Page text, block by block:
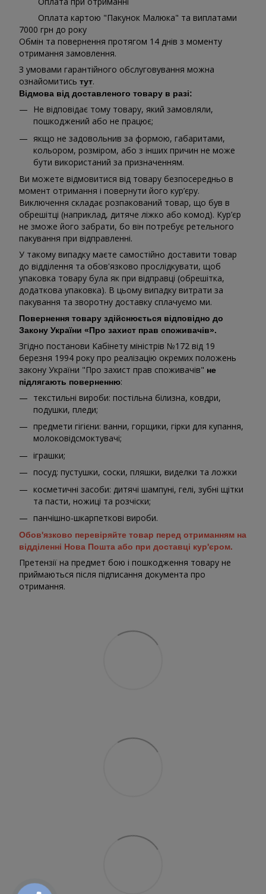
Оплата картою "Пакунок Малюка" та виплатами
7000 грн до року
Обмін та повернення протягом 14 днів з моменту
отримання замовлення.
З умовами гарантійного обслуговування можна
ознайомитись тут.
Відмова від доставленого товару в разі:
Не відповідає тому товару, який замовляли,
пошкоджений або не працює;
якщо не задовольнив за формою, габаритами,
кольором, розміром, або з інших причин не може
бути використаний за призначенням.
Ви можете відмовитися від товару безпосередньо в
момент отримання і повернути його кур’єру.
Виключення складає розпакований товар, що був в
обрешітці (наприклад, дитяче ліжко або комод). Кур’єр
не зможе його забрати, бо він потребує ретельного
пакування при відправленні.
У такому випадку маєте самостійно доставити товар
до відділення та обов'язково прослідкувати, щоб
упаковка товару була як при відправці (обрешітка,
додаткова упаковка). В цьому випадку витрати за
пакування та зворотну доставку сплачуємо ми.
Повернення товару здійснюється відповідно до
Закону України «Про захист прав споживачів».
Згідно постанови Кабінету міністрів №172 від 19
березня 1994 року про реалізацію окремих положень
закону України "Про захист прав споживачів" не
підлягають поверненню:
текстильні вироби: постільна білизна, ковдри,
подушки, пледи;
предмети гігієни: ванни, горщики, гірки для купання,
молоковідсмоктувачі;
іграшки;
посуд: пустушки, соски, пляшки, виделки та ложки
косметичні засоби: дитячі шампуні, гелі, зубні щітки
та пасти, ножиці та розчіски;
панчішно-шкарпеткові вироби.
Обов'язково перевіряйте товар перед отриманням на
відділенні Нова Пошта або при доставці кур'єром.
Претензії на предмет бою і пошкодження товару не
приймаються після підписання документа про
отримання.